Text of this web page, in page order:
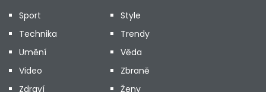
Sport
Style
Technika
Trendy
Umění
Věda
Video
Zbraně
Zdraví
Ženy